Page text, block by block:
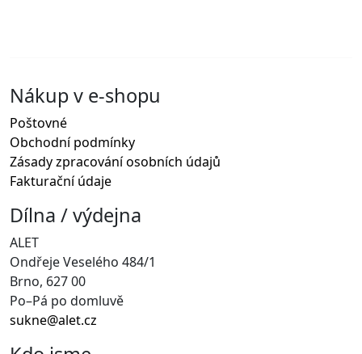
Nákup v e-shopu
Poštovné
Obchodní podmínky
Zásady zpracování osobních údajů
Fakturační údaje
Dílna / výdejna
ALET
Ondřeje Veselého 484/1
Brno, 627 00
Po–Pá po domluvě
sukne@alet.cz